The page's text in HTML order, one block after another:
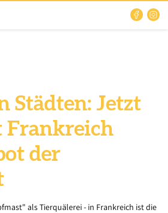
Städten: Jetzt
der
als Tierquälerei - in Frankreich ist die